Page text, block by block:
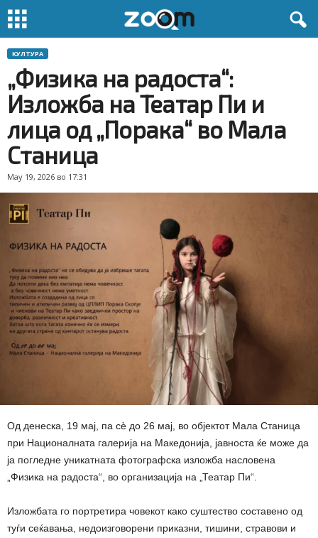
КУЛТУРА
„Физика на радоста“:
Изложба на Театар Пи и
лица од „Порака“ во Мала
Станица
May 19, 2026 во 17:31
Од денеска, 19 мај, па сè до 26 мај, во објектот Мала Станица
при Националната галерија на Македонија, јавноста ќе може да
ја погледне уникатната фотографска изложба насловена
„Физика на радоста“, во организација на „Театар Пи“.
Изложбата го портретира човекот како суштество составено од
туѓи сеќавања, недоизговорени приказни, тишини, стравови и